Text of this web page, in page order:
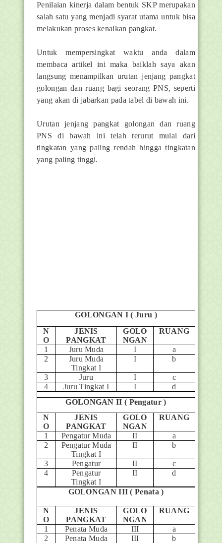
Penilaian kinerja dalam bentuk SKP merupakan
salah satu yang menjadi syarat utama untuk bisa
melakukan proses kenaikan pangkat.
Untuk mempersingkat waktu anda dalam
membaca artikel ini maka baiklah saya akan
langsung menampilkan urutan jenjang pangkat
golongan dan ruang bagi seorang PNS, seperti
yang akan di jabarkan pada tabel di bawah ini.
Urutan jenjang pangkat golongan dan ruang
PNS di bawah ini telah terurut mulai dari
tingkatan yang paling rendah hingga tingkatan
yang paling tinggi.
GOLONGAN I ( Juru )
N
O
JENIS
PANGKAT
GOLO
NGAN
RUANG
1 Juru Muda I
a
2
Juru Muda
Tingkat I
I b
3 Juru I
c
4
Juru Tingkat I I
d
GOLONGAN II ( Pengatur )
N
O
JENIS
PANGKAT
GOLO
NGAN
RUANG
1 Pengatur Muda II
a
2
Pengatur Muda
Tingkat I
II b
3 Pengatur II
c
4
Pengatur
Tingkat I
II d
GOLONGAN III ( Penata )
N
O
JENIS
PANGKAT
GOLO
NGAN
RUANG
1 Penata Muda III
a
2
Penata Muda III b